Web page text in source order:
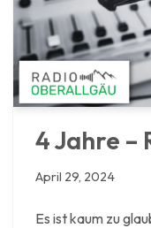
4 Jahre –
April 29, 2024
Es ist kaum zu